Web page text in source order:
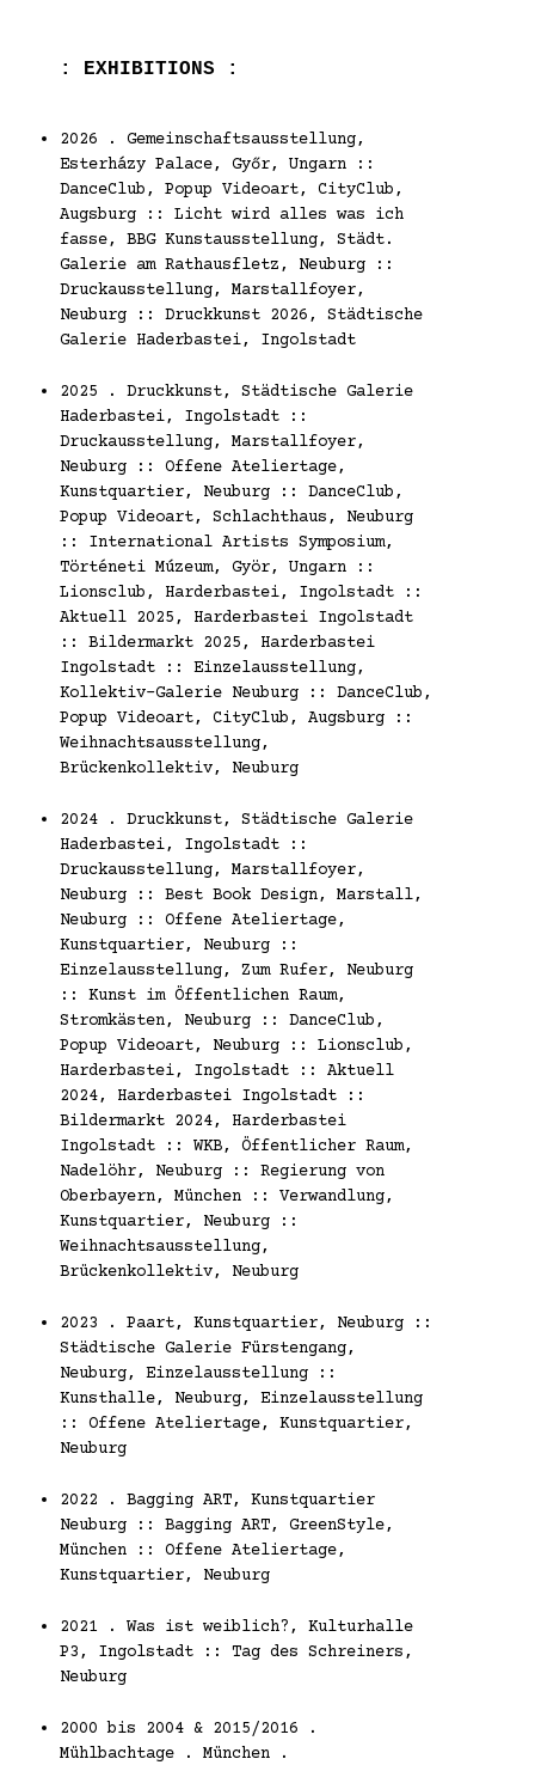
: EXHIBITIONS :
2026 . Gemeinschaftsausstellung,
Esterházy Palace, Győr, Ungarn ::
DanceClub, Popup Videoart, CityClub,
Augsburg :: Licht wird alles was ich
fasse, BBG Kunstausstellung, Städt.
Galerie am Rathausfletz, Neuburg ::
Druckausstellung, Marstallfoyer,
Neuburg :: Druckkunst 2026, Städtische
Galerie Haderbastei, Ingolstadt
2025 . Druckkunst, Städtische Galerie
Haderbastei, Ingolstadt ::
Druckausstellung, Marstallfoyer,
Neuburg :: Offene Ateliertage,
Kunstquartier, Neuburg :: DanceClub,
Popup Videoart, Schlachthaus, Neuburg
:: International Artists Symposium,
Történeti Múzeum, Györ, Ungarn ::
Lionsclub, Harderbastei, Ingolstadt ::
Aktuell 2025, Harderbastei Ingolstadt
:: Bildermarkt 2025, Harderbastei
Ingolstadt :: Einzelausstellung,
Kollektiv-Galerie Neuburg :: DanceClub,
Popup Videoart, CityClub, Augsburg ::
Weihnachtsausstellung,
Brückenkollektiv, Neuburg
2024 . Druckkunst, Städtische Galerie
Haderbastei, Ingolstadt ::
Druckausstellung, Marstallfoyer,
Neuburg :: Best Book Design, Marstall,
Neuburg :: Offene Ateliertage,
Kunstquartier, Neuburg ::
Einzelausstellung, Zum Rufer, Neuburg
:: Kunst im Öffentlichen Raum,
Stromkästen, Neuburg :: DanceClub,
Popup Videoart, Neuburg :: Lionsclub,
Harderbastei, Ingolstadt :: Aktuell
2024, Harderbastei Ingolstadt ::
Bildermarkt 2024, Harderbastei
Ingolstadt :: WKB, Öffentlicher Raum,
Nadelöhr, Neuburg :: Regierung von
Oberbayern, München :: Verwandlung,
Kunstquartier, Neuburg ::
Weihnachtsausstellung,
Brückenkollektiv, Neuburg
2023 . Paart, Kunstquartier, Neuburg ::
Städtische Galerie Fürstengang,
Neuburg, Einzelausstellung ::
Kunsthalle, Neuburg, Einzelausstellung
:: Offene Ateliertage, Kunstquartier,
Neuburg
2022 . Bagging ART, Kunstquartier
Neuburg :: Bagging ART, GreenStyle,
München :: Offene Ateliertage,
Kunstquartier, Neuburg
2021 . Was ist weiblich?, Kulturhalle
P3, Ingolstadt :: Tag des Schreiners,
Neuburg
2000 bis 2004 & 2015/2016 .
Mühlbachtage . München .